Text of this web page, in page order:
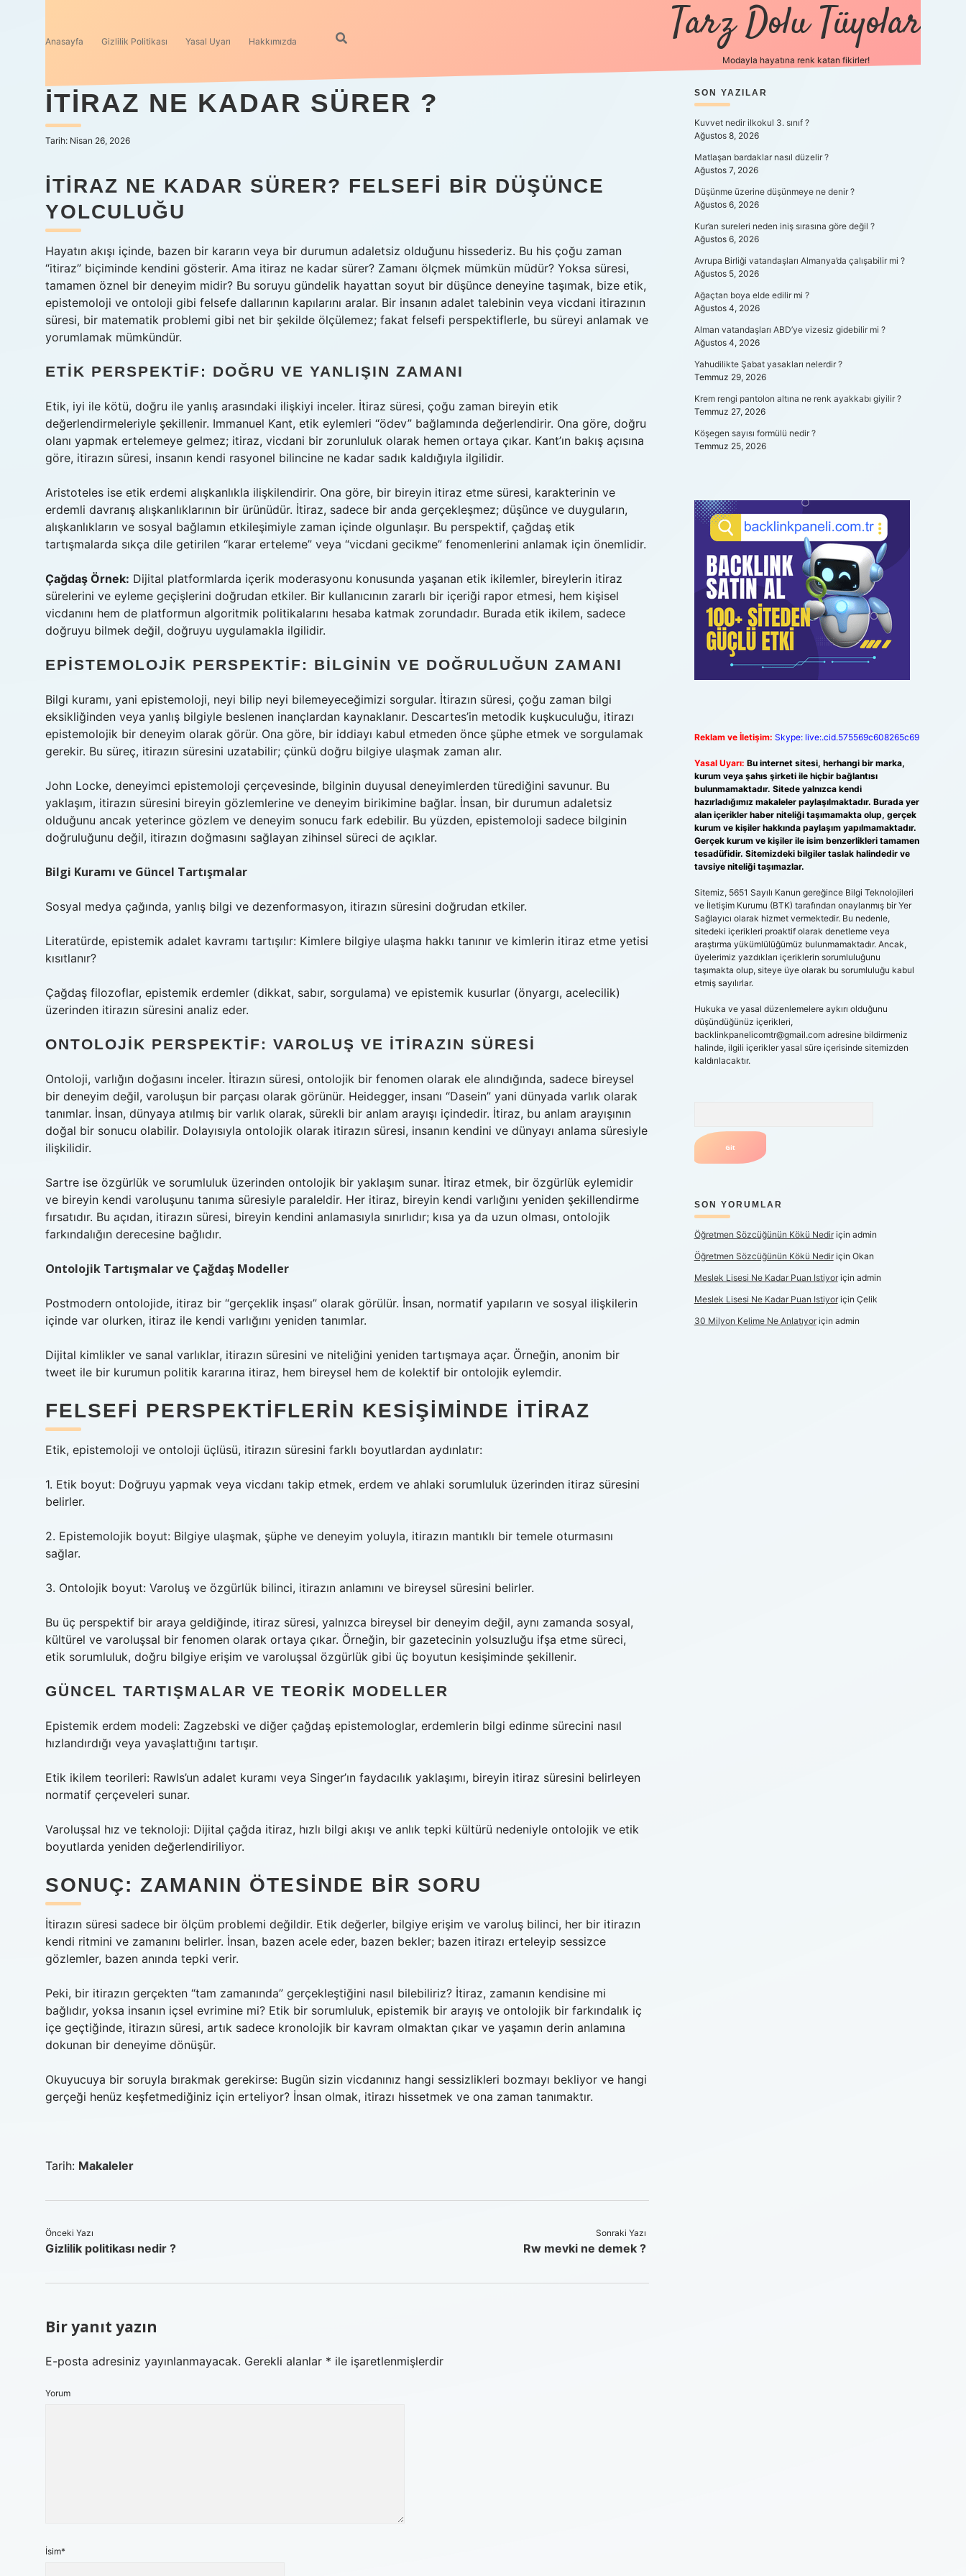
Anasayfa Gizlilik Politikası Yasal Uyarı Hakkımızda Tarz Dolu Tüyolar
Modayla hayatına renk katan fikirler!
İTIRAZ NE KADAR SÜRER ?
Tarih: Nisan 26, 2026
İTIRAZ NE KADAR SÜRER? FELSEFI BIR DÜŞÜNCE
YOLCULUĞU
Hayatın akışı içinde, bazen bir kararın veya bir durumun adaletsiz olduğunu hissederiz. Bu his çoğu zaman
“itiraz” biçiminde kendini gösterir. Ama itiraz ne kadar sürer? Zamanı ölçmek mümkün müdür? Yoksa süresi,
tamamen öznel bir deneyim midir? Bu soruyu gündelik hayattan soyut bir düşünce deneyine taşımak, bize etik,
epistemoloji ve ontoloji gibi felsefe dallarının kapılarını aralar. Bir insanın adalet talebinin veya vicdani itirazının
süresi, bir matematik problemi gibi net bir şekilde ölçülemez; fakat felsefi perspektiflerle, bu süreyi anlamak ve
yorumlamak mümkündür.
ETIK PERSPEKTIF: DOĞRU VE YANLIŞIN ZAMANI
Etik, iyi ile kötü, doğru ile yanlış arasındaki ilişkiyi inceler. İtiraz süresi, çoğu zaman bireyin etik
değerlendirmeleriyle şekillenir. Immanuel Kant, etik eylemleri “ödev” bağlamında değerlendirir. Ona göre, doğru
olanı yapmak ertelemeye gelmez; itiraz, vicdani bir zorunluluk olarak hemen ortaya çıkar. Kant’ın bakış açısına
göre, itirazın süresi, insanın kendi rasyonel bilincine ne kadar sadık kaldığıyla ilgilidir.
Aristoteles ise etik erdemi alışkanlıkla ilişkilendirir. Ona göre, bir bireyin itiraz etme süresi, karakterinin ve
erdemli davranış alışkanlıklarının bir ürünüdür. İtiraz, sadece bir anda gerçekleşmez; düşünce ve duyguların,
alışkanlıkların ve sosyal bağlamın etkileşimiyle zaman içinde olgunlaşır. Bu perspektif, çağdaş etik
tartışmalarda sıkça dile getirilen “karar erteleme” veya “vicdani gecikme” fenomenlerini anlamak için önemlidir.
Çağdaş Örnek: Dijital platformlarda içerik moderasyonu konusunda yaşanan etik ikilemler, bireylerin itiraz
sürelerini ve eyleme geçişlerini doğrudan etkiler. Bir kullanıcının zararlı bir içeriği rapor etmesi, hem kişisel
vicdanını hem de platformun algoritmik politikalarını hesaba katmak zorundadır. Burada etik ikilem, sadece
doğruyu bilmek değil, doğruyu uygulamakla ilgilidir.
EPISTEMOLOJIK PERSPEKTIF: BILGININ VE DOĞRULUĞUN ZAMANI
Bilgi kuramı, yani epistemoloji, neyi bilip neyi bilemeyeceğimizi sorgular. İtirazın süresi, çoğu zaman bilgi
eksikliğinden veya yanlış bilgiyle beslenen inançlardan kaynaklanır. Descartes’in metodik kuşkuculuğu, itirazı
epistemolojik bir deneyim olarak görür. Ona göre, bir iddiayı kabul etmeden önce şüphe etmek ve sorgulamak
gerekir. Bu süreç, itirazın süresini uzatabilir; çünkü doğru bilgiye ulaşmak zaman alır.
John Locke, deneyimci epistemoloji çerçevesinde, bilginin duyusal deneyimlerden türediğini savunur. Bu
yaklaşım, itirazın süresini bireyin gözlemlerine ve deneyim birikimine bağlar. İnsan, bir durumun adaletsiz
olduğunu ancak yeterince gözlem ve deneyim sonucu fark edebilir. Bu yüzden, epistemoloji sadece bilginin
doğruluğunu değil, itirazın doğmasını sağlayan zihinsel süreci de açıklar.
Bilgi Kuramı ve Güncel Tartışmalar
Sosyal medya çağında, yanlış bilgi ve dezenformasyon, itirazın süresini doğrudan etkiler.
Literatürde, epistemik adalet kavramı tartışılır: Kimlere bilgiye ulaşma hakkı tanınır ve kimlerin itiraz etme yetisi
kısıtlanır?
Çağdaş filozoflar, epistemik erdemler (dikkat, sabır, sorgulama) ve epistemik kusurlar (önyargı, acelecilik)
üzerinden itirazın süresini analiz eder.
ONTOLOJIK PERSPEKTIF: VAROLUŞ VE İTIRAZIN SÜRESI
Ontoloji, varlığın doğasını inceler. İtirazın süresi, ontolojik bir fenomen olarak ele alındığında, sadece bireysel
bir deneyim değil, varoluşun bir parçası olarak görünür. Heidegger, insanı “Dasein” yani dünyada varlık olarak
tanımlar. İnsan, dünyaya atılmış bir varlık olarak, sürekli bir anlam arayışı içindedir. İtiraz, bu anlam arayışının
doğal bir sonucu olabilir. Dolayısıyla ontolojik olarak itirazın süresi, insanın kendini ve dünyayı anlama süresiyle
ilişkilidir.
Sartre ise özgürlük ve sorumluluk üzerinden ontolojik bir yaklaşım sunar. İtiraz etmek, bir özgürlük eylemidir
ve bireyin kendi varoluşunu tanıma süresiyle paraleldir. Her itiraz, bireyin kendi varlığını yeniden şekillendirme
fırsatıdır. Bu açıdan, itirazın süresi, bireyin kendini anlamasıyla sınırlıdır; kısa ya da uzun olması, ontolojik
farkındalığın derecesine bağlıdır.
Ontolojik Tartışmalar ve Çağdaş Modeller
Postmodern ontolojide, itiraz bir “gerçeklik inşası” olarak görülür. İnsan, normatif yapıların ve sosyal ilişkilerin
içinde var olurken, itiraz ile kendi varlığını yeniden tanımlar.
Dijital kimlikler ve sanal varlıklar, itirazın süresini ve niteliğini yeniden tartışmaya açar. Örneğin, anonim bir
tweet ile bir kurumun politik kararına itiraz, hem bireysel hem de kolektif bir ontolojik eylemdir.
FELSEFI PERSPEKTIFLERIN KESIŞIMINDE İTIRAZ
Etik, epistemoloji ve ontoloji üçlüsü, itirazın süresini farklı boyutlardan aydınlatır:
1. Etik boyut: Doğruyu yapmak veya vicdanı takip etmek, erdem ve ahlaki sorumluluk üzerinden itiraz süresini
belirler.
2. Epistemolojik boyut: Bilgiye ulaşmak, şüphe ve deneyim yoluyla, itirazın mantıklı bir temele oturmasını
sağlar.
3. Ontolojik boyut: Varoluş ve özgürlük bilinci, itirazın anlamını ve bireysel süresini belirler.
Bu üç perspektif bir araya geldiğinde, itiraz süresi, yalnızca bireysel bir deneyim değil, aynı zamanda sosyal,
kültürel ve varoluşsal bir fenomen olarak ortaya çıkar. Örneğin, bir gazetecinin yolsuzluğu ifşa etme süreci,
etik sorumluluk, doğru bilgiye erişim ve varoluşsal özgürlük gibi üç boyutun kesişiminde şekillenir.
GÜNCEL TARTIŞMALAR VE TEORIK MODELLER
Epistemik erdem modeli: Zagzebski ve diğer çağdaş epistemologlar, erdemlerin bilgi edinme sürecini nasıl
hızlandırdığı veya yavaşlattığını tartışır.
Etik ikilem teorileri: Rawls’un adalet kuramı veya Singer’ın faydacılık yaklaşımı, bireyin itiraz süresini belirleyen
normatif çerçeveleri sunar.
Varoluşsal hız ve teknoloji: Dijital çağda itiraz, hızlı bilgi akışı ve anlık tepki kültürü nedeniyle ontolojik ve etik
boyutlarda yeniden değerlendiriliyor.
SONUÇ: ZAMANIN ÖTESINDE BIR SORU
İtirazın süresi sadece bir ölçüm problemi değildir. Etik değerler, bilgiye erişim ve varoluş bilinci, her bir itirazın
kendi ritmini ve zamanını belirler. İnsan, bazen acele eder, bazen bekler; bazen itirazı erteleyip sessizce
gözlemler, bazen anında tepki verir.
Peki, bir itirazın gerçekten “tam zamanında” gerçekleştiğini nasıl bilebiliriz? İtiraz, zamanın kendisine mi
bağlıdır, yoksa insanın içsel evrimine mi? Etik bir sorumluluk, epistemik bir arayış ve ontolojik bir farkındalık iç
içe geçtiğinde, itirazın süresi, artık sadece kronolojik bir kavram olmaktan çıkar ve yaşamın derin anlamına
dokunan bir deneyime dönüşür.
Okuyucuya bir soruyla bırakmak gerekirse: Bugün sizin vicdanınız hangi sessizlikleri bozmayı bekliyor ve hangi
gerçeği henüz keşfetmediğiniz için erteliyor? İnsan olmak, itirazı hissetmek ve ona zaman tanımaktır.
Tarih: Makaleler
Önceki Yazı
Gizlilik politikası nedir ?
Sonraki Yazı
Rw mevki ne demek ?
Bir yanıt yazın
E-posta adresiniz yayınlanmayacak. Gerekli alanlar * ile işaretlenmişlerdir
Yorum
İsim*
SIDEBAR
SON YAZILAR
Kuvvet nedir ilkokul 3. sınıf ?
Ağustos 8, 2026
Matlaşan bardaklar nasıl düzelir ?
Ağustos 7, 2026
Düşünme üzerine düşünmeye ne denir ?
Ağustos 6, 2026
Kur’an sureleri neden iniş sırasına göre değil ?
Ağustos 6, 2026
Avrupa Birliği vatandaşları Almanya’da çalışabilir mi ?
Ağustos 5, 2026
Ağaçtan boya elde edilir mi ?
Ağustos 4, 2026
Alman vatandaşları ABD’ye vizesiz gidebilir mi ?
Ağustos 4, 2026
Yahudilikte Şabat yasakları nelerdir ?
Temmuz 29, 2026
Krem rengi pantolon altına ne renk ayakkabı giyilir ?
Temmuz 27, 2026
Köşegen sayısı formülü nedir ?
Temmuz 25, 2026
Reklam ve İletişim: Skype: live:.cid.575569c608265c69
Yasal Uyarı: Bu internet sitesi, herhangi bir marka,
kurum veya şahıs şirketi ile hiçbir bağlantısı
bulunmamaktadır. Sitede yalnızca kendi
hazırladığımız makaleler paylaşılmaktadır. Burada yer
alan içerikler haber niteliği taşımamakta olup, gerçek
kurum ve kişiler hakkında paylaşım yapılmamaktadır.
Gerçek kurum ve kişiler ile isim benzerlikleri tamamen
tesadüfidir. Sitemizdeki bilgiler taslak halindedir ve
tavsiye niteliği taşımazlar.
Sitemiz, 5651 Sayılı Kanun gereğince Bilgi Teknolojileri
ve İletişim Kurumu (BTK) tarafından onaylanmış bir Yer
Sağlayıcı olarak hizmet vermektedir. Bu nedenle,
sitedeki içerikleri proaktif olarak denetleme veya
araştırma yükümlülüğümüz bulunmamaktadır. Ancak,
üyelerimiz yazdıkları içeriklerin sorumluluğunu
taşımakta olup, siteye üye olarak bu sorumluluğu kabul
etmiş sayılırlar.
Hukuka ve yasal düzenlemelere aykırı olduğunu
düşündüğünüz içerikleri,
backlinkpanelicomtr@gmail.comadresine bildirmeniz
halinde, ilgili içerikler yasal süre içerisinde sitemizden
kaldırılacaktır.
SON YORUMLAR
Öğretmen Sözcüğünün Kökü Nediriçin admin
Öğretmen Sözcüğünün Kökü Nediriçin Okan
Meslek Lisesi Ne Kadar Puan Istiyoriçin admin
Meslek Lisesi Ne Kadar Puan Istiyoriçin Çelik
30 Milyon Kelime Ne Anlatıyoriçin admin